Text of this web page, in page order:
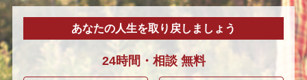
あなたの人生を取り戻しましょう
24時間・ 相談無料